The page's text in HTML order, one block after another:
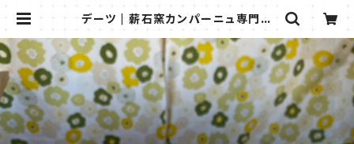
デーツ | 薪石窯カンパーニュ専門店